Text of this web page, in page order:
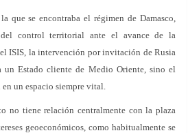
que se encontraba el régimen de Damasco,
del control territorial ante el avance de la
ISIS, la intervención por invitación de Rusia
un Estado cliente de Medio Oriente, sino el
un espacio siempre vital.
no tiene relación centralmente con la plaza
geoeconómicos, como habitualmente se